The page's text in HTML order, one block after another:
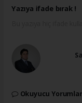
Yazıya ifade bırak !
Okuyucu